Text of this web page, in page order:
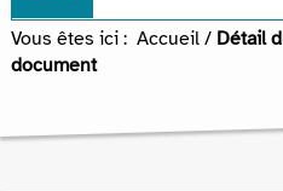
Vous êtes ici : Accueil / Détail
document